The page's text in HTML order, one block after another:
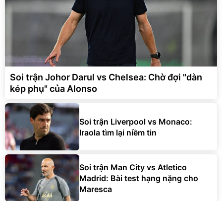
Soi trận Johor Darul vs Chelsea: Chờ đợi "dàn
kép phụ" của Alonso
Soi trận Liverpool vs Monaco:
Iraola tìm lại niềm tin
Soi trận Man City vs Atletico
Madrid: Bài test hạng nặng cho
Maresca